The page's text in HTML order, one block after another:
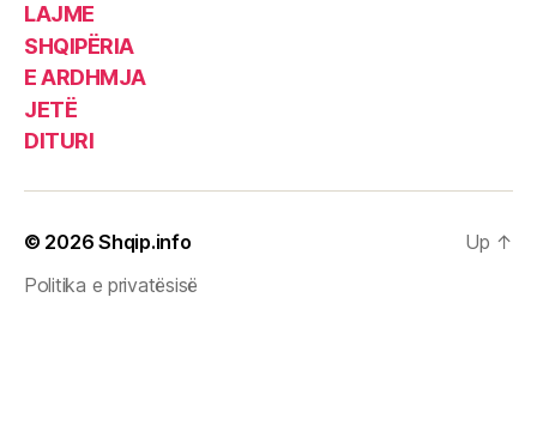
LAJME
SHQIPËRIA
E ARDHMJA
JETË
DITURI
© 2026Shqip.info
Politika e privatësisë
Up ↑